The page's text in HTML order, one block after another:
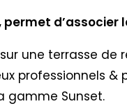
d’associer
une terrasse
professionnels
gamme Sunset.